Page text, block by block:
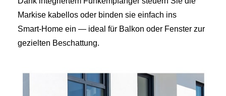
Markise kabellos oder binden sie einfach ins
Smart‑Home ein — ideal für Balkon oder Fenster zur
gezielten Beschattung.